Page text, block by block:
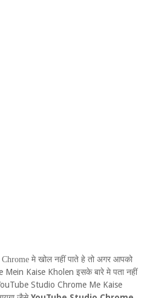
Chrome मे खोल नहीं पाते हे तो अगर आपको
Mein Kaise Kholen इसके बारे मे पता नहीं
Studio Chrome Me Kaise